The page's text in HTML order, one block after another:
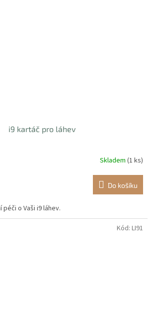
i9 kartáč pro láhev
Skladem (1 ks)
Do košíku
o Vaši i9 láhev.
Kód: LI91